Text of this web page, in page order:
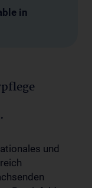
in
und